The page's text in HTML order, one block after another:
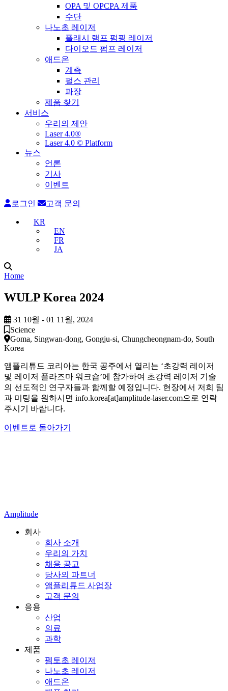
OPA 및 OPCPA 제품
수단
나노초 레이저
플래시 램프 펌핑 레이저
다이오드 펌프 레이저
애드온
계측
펄스 관리
파장
제품 찾기
서비스
우리의 제안
Laser 4.0®
Laser 4.0 © Platform
뉴스
언론
기사
이벤트
로그인 고객 문의
KR
EN
FR
JA
Home
WULP Korea 2024
31 10월 - 01 11월, 2024
Science
Goma, Singwan-dong, Gongju-si, Chungcheongnam-do, South
Korea
앰플리튜드 코리아는 한국 공주에서 열리는 ‘초강력 레이저
및 레이저 플라즈마 워크숍’에 참가하여 초강력 레이저 기술
의 선도적인 연구자들과 함께할 예정입니다. 현장에서 저희 팀
과 미팅을 원하시면 info.korea[at]amplitude-laser.com으로 연락
주시기 바랍니다.
이벤트로 돌아가기
Amplitude
회사
회사 소개
우리의 가치
채용 공고
당사의 파트너
앰플리튜드 사업장
고객 문의
응용
산업
의료
과학
제품
펨토초 레이저
나노초 레이저
애드온